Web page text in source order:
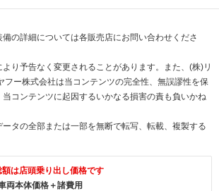
の詳細については各販売店にお問い合わせくださ
り予告なく変更されることがあります。また、(株)リ
フー株式会社は当コンテンツの完全性、無誤謬性を保
コンテンツに起因するいかなる損害の責も負いかね
タの全部または一部を無断で転写、転載、複製する
は店頭乗り出し価格です
両本体価格＋諸費用